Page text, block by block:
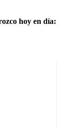
hoy en día: